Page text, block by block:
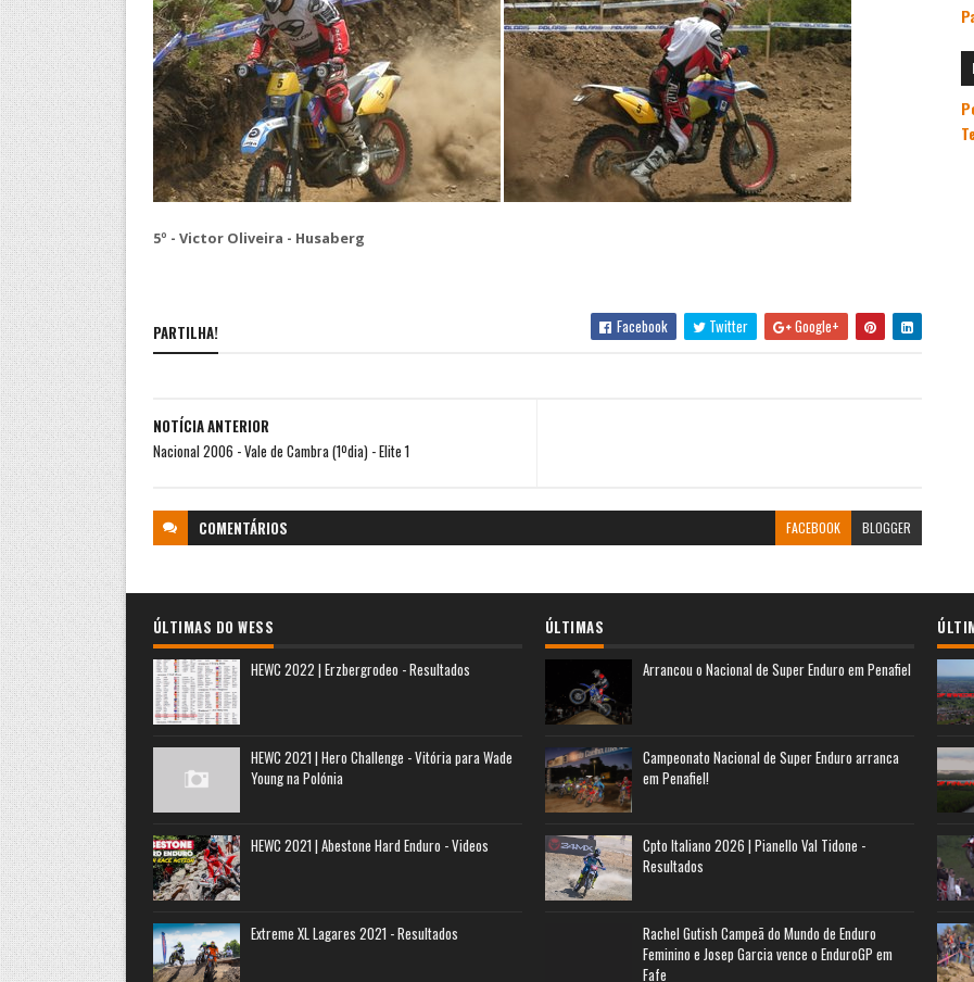
5º - Victor Oliveira - Husaberg
PARTILHA! Facebook Twitter Google+
NOTÍCIA ANTERIOR
Nacional 2006 - Vale de Cambra (1ºdia) - Elite 1
COMENTÁRIOS FACEBOOK BLOGGER
ÚLTIMAS DO WESS
HEWC 2022 | Erzbergrodeo - Resultados
HEWC 2021 | Hero Challenge - Vitória para Wade
Young na Polónia
HEWC 2021 | Abestone Hard Enduro - Videos
Extreme XL Lagares 2021 - Resultados
ÚLTIMAS
Arrancou o Nacional de Super Enduro em Penafiel
Campeonato Nacional de Super Enduro arranca
em Penafiel!
Cpto Italiano 2026 | Pianello Val Tidone -
Resultados
Rachel Gutish Campeã do Mundo de Enduro
Feminino e Josep Garcia vence o EnduroGP em
Fafe